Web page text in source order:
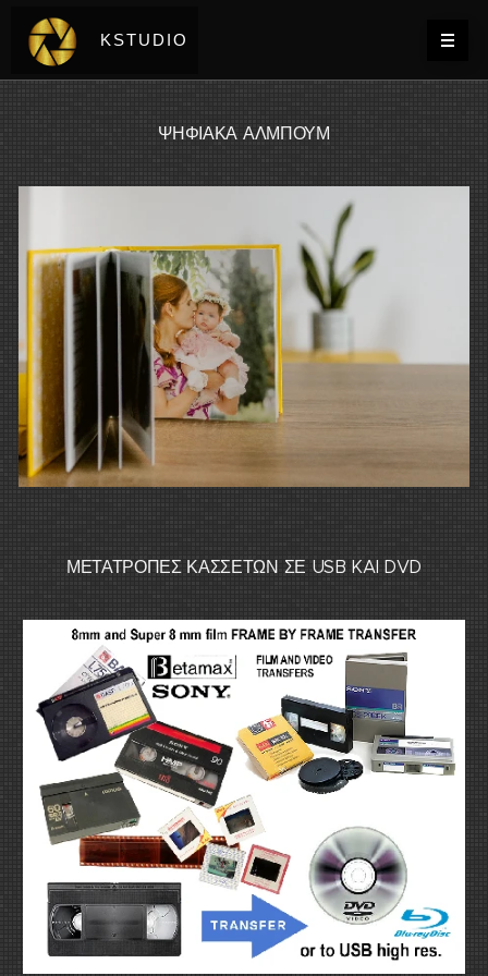
KSTUDIO
ΨΗΦΙΑΚΑ ΑΛΜΠΟΥΜ
ΜΕΤΑΤΡΟΠΕΣ ΚΑΣΣΕΤΩΝ ΣΕ USB KAI DVD